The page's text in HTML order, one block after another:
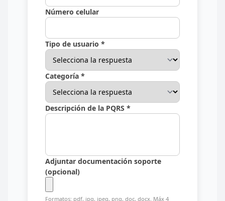
Número celular
Tipo de usuario *
Categoría *
Descripción de la PQRS *
Adjuntar documentación soporte
(opcional)
Formatos: pdf, jpg, jpeg, png, doc, docx. Máx 4